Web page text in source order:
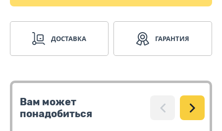
ДОСТАВКА ГАРАНТИЯ
Вам может
понадобиться